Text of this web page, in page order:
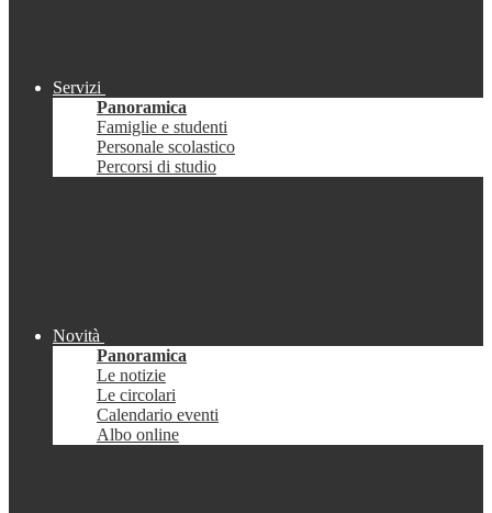
Servizi
Panoramica
Famiglie e studenti
Personale scolastico
Percorsi di studio
Novità
Panoramica
Le notizie
Le circolari
Calendario eventi
Albo online